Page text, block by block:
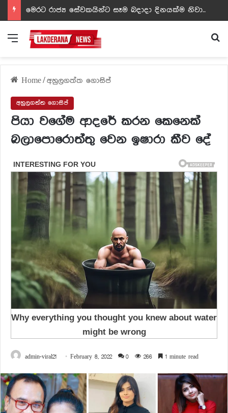
ඩඩ්ලිට දෙවෙනි නොවූ රත්න සහල් අධිපති..- PHOTOS
Menu
Home/අහුලගත්ත ගොසිප්
අහුලගත්ත ගොසිප්
පියා වගේම ආදරේ කරන කෙනෙක්
බලාපොරොත්තු වෙන ඉෂාරා කීව දේ
admin-viral21 February 8, 2022 0 266 1 minute read